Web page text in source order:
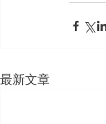
最新文章